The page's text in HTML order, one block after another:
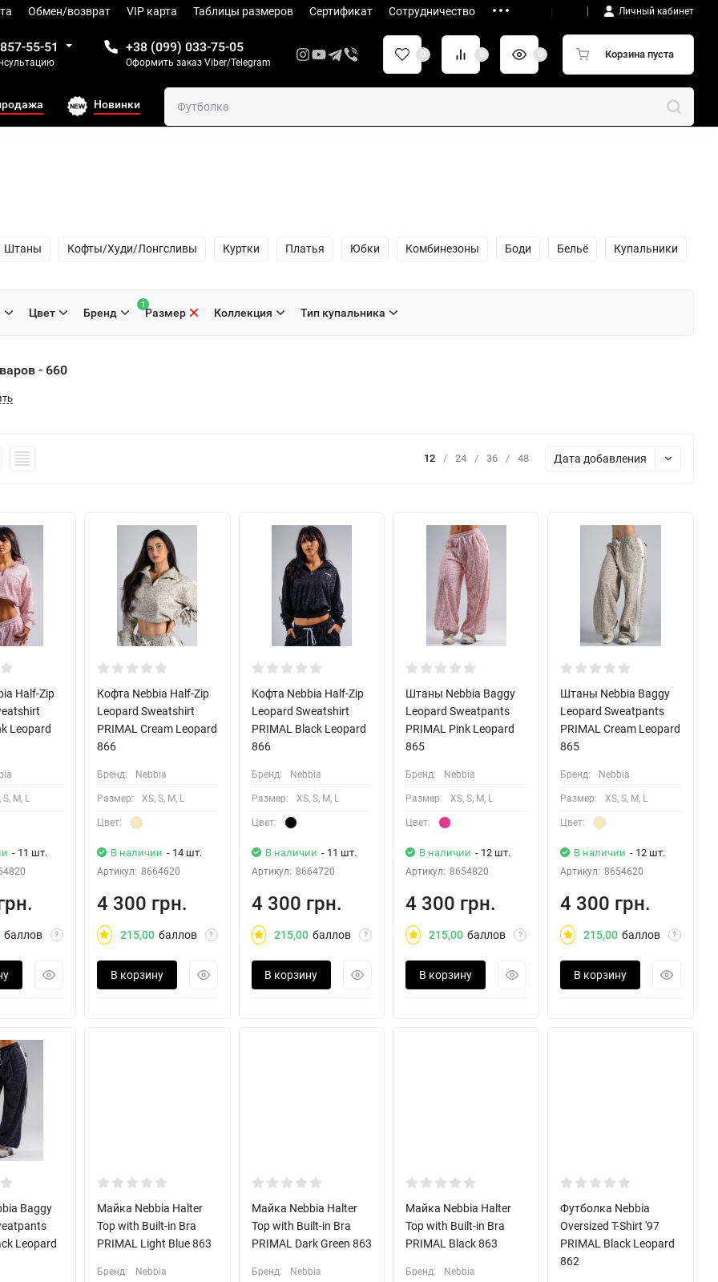
Обмен/возврат VIP карта Таблицы размеров Сертификат Сотрудничество | Личный кабинет
55-51 +38 (099) 033-75-05
Оформить заказ Viber/Telegram
0 0 0 Корзина пуста
Новинки
Штаны Кофты/Худи/Лонгсливы Куртки Платья Юбки Комбинезоны Боди Бельё Купальники
Цвет Бренд Размер
1
Коллекция Тип купальника
- 660
12 / 24 / 36 / 48 Дата добавления
Half-Zip
Leopard
S, M, L
- 11 шт.
баллов ?
Кофта Nebbia Half-Zip
Leopard Sweatshirt
PRIMAL Cream Leopard
866
Бренд: Nebbia
Размер: XS, S, M, L
Цвет:
В наличии - 14 шт.
Артикул: 8664620
4 300 грн.
215,00 баллов ?
В корзину
Кофта Nebbia Half-Zip
Leopard Sweatshirt
PRIMAL Black Leopard
866
Бренд: Nebbia
Размер: XS, S, M, L
Цвет:
В наличии - 11 шт.
Артикул: 8664720
4 300 грн.
215,00 баллов ?
В корзину
Штаны Nebbia Baggy
Leopard Sweatpants
PRIMAL Pink Leopard
865
Бренд: Nebbia
Размер: XS, S, M, L
Цвет:
В наличии - 12 шт.
Артикул: 8654820
4 300 грн.
215,00 баллов ?
В корзину
Штаны Nebbia Baggy
Leopard Sweatpants
PRIMAL Cream Leopard
865
Бренд: Nebbia
Размер: XS, S, M, L
Цвет:
В наличии - 12 шт.
Артикул: 8654620
4 300 грн.
215,00 баллов ?
В корзину
Baggy
Leopard
Майка Nebbia Halter
Top with Built-in Bra
PRIMAL Light Blue 863
Бренд: Nebbia
Майка Nebbia Halter
Top with Built-in Bra
PRIMAL Dark Green 863
Бренд: Nebbia
Майка Nebbia Halter
Top with Built-in Bra
PRIMAL Black 863
Бренд: Nebbia
Футболка Nebbia
Oversized T-Shirt '97
PRIMAL Black Leopard
862